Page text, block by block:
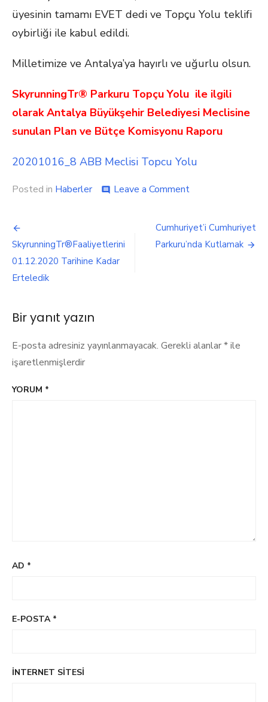
üyesinin tamamı EVET dedi ve Topçu Yolu teklifi
oybirliği ile kabul edildi.
Milletimize ve Antalya’ya hayırlı ve uğurlu olsun.
SkyrunningTr® Parkuru Topçu Yolu ile ilgili
olarak Antalya Büyükşehir Belediyesi Meclisine
sunulan Plan ve Bütçe Komisyonu Raporu
20201016_8 ABB Meclisi Topcu Yolu
Posted in Haberler comment Leave a Commenton
Topçu
Yolu
Hayırlı
Yazı
gezinmesi
SkyrunningTr®Faaliyetlerini
01.12.2020 Tarihine Kadar
Erteledik
Cumhuriyet’i Cumhuriyet
Parkuru’nda Kutlamak
Bir yanıt yazın
E-posta adresiniz yayınlanmayacak. Gerekli alanlar*ile
işaretlenmişlerdir
YORUM *
AD *
E-POSTA *
İNTERNET SITESI